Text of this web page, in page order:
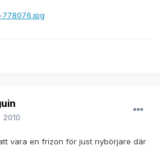
2010
vara en frizon för just nybörjare där